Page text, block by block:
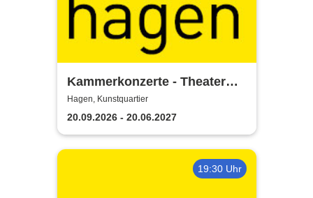
Kammerkonzerte - Theater
Hagen
Hagen, Kunstquartier
20.09.2026 - 20.06.2027
19:30 Uhr